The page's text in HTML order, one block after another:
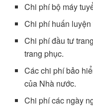
Chi phí bộ máy
Chi phí huấn
Chi phí đầu tư
trang phục.
Các chi phí bảo
của Nhà nước.
Chi phí các ngày